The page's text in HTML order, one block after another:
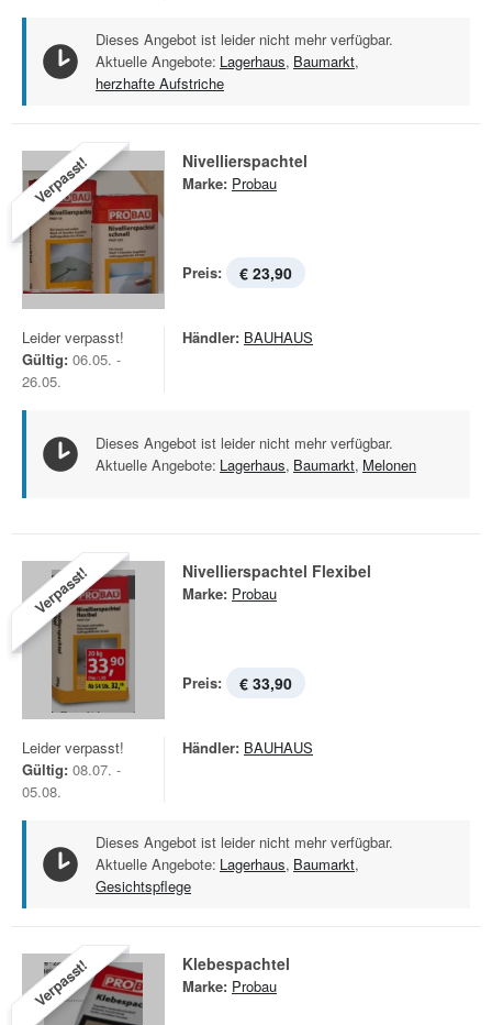
Dieses Angebot ist leider nicht mehr verfügbar.
Aktuelle Angebote: Lagerhaus, Baumarkt,
herzhafte Aufstriche
Verpasst! Nivellierspachtel
Marke: Probau
Preis: € 23,90
Leider verpasst!
Gültig: 06.05. -
26.05.
Händler: BAUHAUS
Dieses Angebot ist leider nicht mehr verfügbar.
Aktuelle Angebote: Lagerhaus, Baumarkt, Melonen
Verpasst! Nivellierspachtel Flexibel
Marke: Probau
Preis: € 33,90
Leider verpasst!
Gültig: 08.07. -
05.08.
Händler: BAUHAUS
Dieses Angebot ist leider nicht mehr verfügbar.
Aktuelle Angebote: Lagerhaus, Baumarkt,
Gesichtspflege
Verpasst! Klebespachtel
Marke: Probau